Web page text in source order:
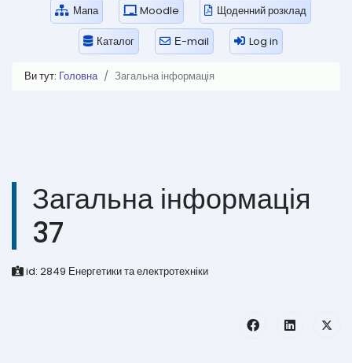
Мапа Moodle Щоденний розклад
Каталог Е-mail Log in
Ви тут: Головна Загальна інформація
Загальна інформація
37
id: 2849 Енергетики та електротехніки